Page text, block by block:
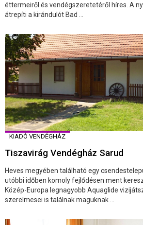
éttermeiről és vendégszeretetéről híres. A
átrepíti a kirándulót Bad ...
KIADÓ VENDÉGHÁZ
Tiszavirág Vendégház Sarud
Heves megyében található egy
utóbbi időben komoly fejlődésen ment
Közép-Europa legnagyobb Aquaglide
szerelmesei is találnak maguknak ...